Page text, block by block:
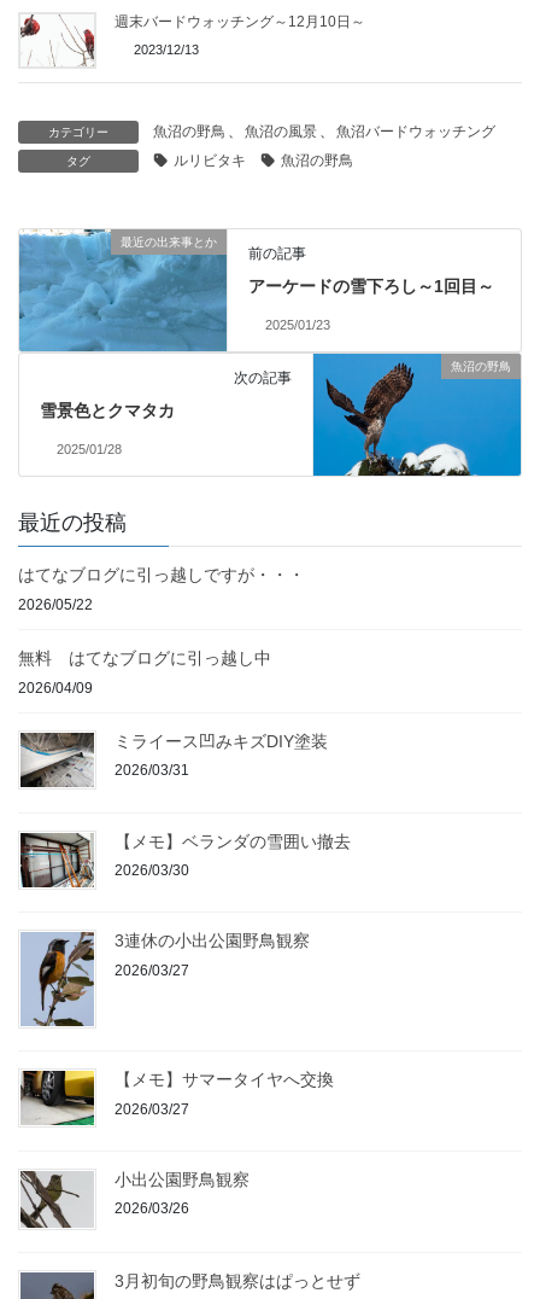
週末バードウォッチング～12月10日～
2023/12/13
カテゴリー 魚沼の野鳥 、 魚沼の風景 、 魚沼バードウォッチング
タグ ルリビタキ 魚沼の野鳥
最近の出来事とか
前の記事
アーケードの雪下ろし～1回目～
2025/01/23
魚沼の野鳥
次の記事
雪景色とクマタカ
2025/01/28
最近の投稿
はてなブログに引っ越しですが・・・
2026/05/22
無料 はてなブログに引っ越し中
2026/04/09
ミライース凹みキズDIY塗装
2026/03/31
【メモ】ベランダの雪囲い撤去
2026/03/30
3連休の小出公園野鳥観察
2026/03/27
【メモ】サマータイヤへ交換
2026/03/27
小出公園野鳥観察
2026/03/26
3月初旬の野鳥観察はぱっとせず